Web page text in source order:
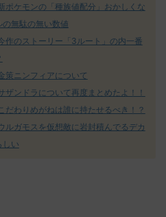
ポケモンの「種族値配分」おかしくな
無駄の無い数値
作のストーリー「3ルート」の内一番
策ニンフィアについて
ザンドラについて再度まとめたよ！！
だわりめがねは誰に持たせるべき！？
ルガモスを仮想敵に岩封積んでるデカ
しい